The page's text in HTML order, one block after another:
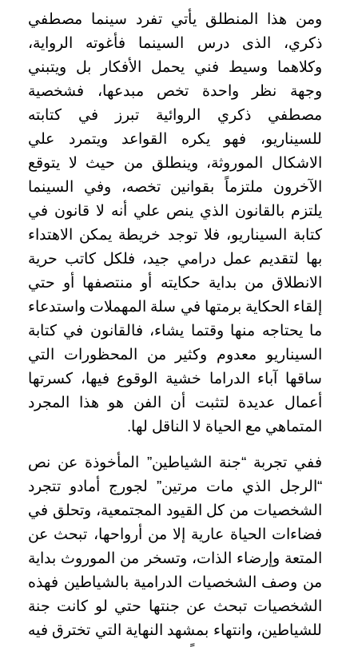
ومن هذا المنطلق يأتي تفرد سينما مصطفي
ذكري، الذى درس السينما فأغوته الرواية،
وكلاهما وسيط فني يحمل الأفكار بل ويتبني
وجهة نظر واحدة تخص مبدعها، فشخصية
مصطفي ذكري الروائية تبرز في كتابته
للسيناريو، فهو يكره القواعد ويتمرد علي
الاشكال الموروثة، وينطلق من حيث لا يتوقع
الآخرون ملتزماً بقوانين تخصه، وفي السينما
يلتزم بالقانون الذي ينص علي أنه لا قانون في
كتابة السيناريو، فلا توجد خريطة يمكن الاهتداء
بها لتقديم عمل درامي جيد، فلكل كاتب حرية
الانطلاق من بداية حكايته أو منتصفها أو حتي
إلقاء الحكاية برمتها في سلة المهملات واستدعاء
ما يحتاجه منها وقتما يشاء، فالقانون في كتابة
السيناريو معدوم وكثير من المحظورات التي
ساقها آباء الدراما خشية الوقوع فيها، كسرتها
أعمال عديدة لتثبت أن الفن هو هذا المجرد
المتماهي مع الحياة لا الناقل لها.
ففي تجربة “جنة الشياطين” المأخوذة عن نص
“الرجل الذي مات مرتين” لجورج أمادو تتجرد
الشخصيات من كل القيود المجتمعية، وتحلق في
فضاءات الحياة عارية إلا من أرواحها، تبحث عن
المتعة وإرضاء الذات، وتسخر من الموروث بداية
من وصف الشخصيات الدرامية بالشياطين فهذه
الشخصيات تبحث عن جنتها حتي لو كانت جنة
للشياطين، وانتهاء بمشهد النهاية التي تخترق فيه